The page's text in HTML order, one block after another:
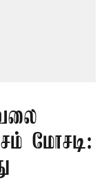
மோசடி: